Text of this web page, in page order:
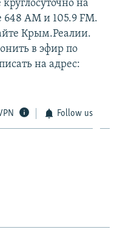
на
648 АМ и 105.9 FМ.
Крым.Реалии.
в эфир по
на адрес:
Follow us